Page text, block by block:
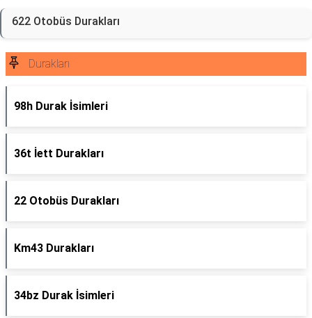
622 Otobüs Durakları
Durakları
98h Durak İsimleri
36t İett Durakları
22 Otobüs Durakları
Km43 Durakları
34bz Durak İsimleri